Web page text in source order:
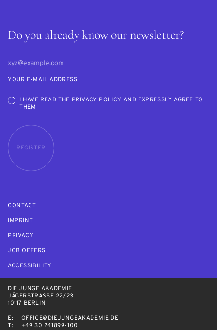
Do you already know our newsletter?
YOUR E-MAIL ADDRESS
I HAVE READ THEPRIVACY POLICY AND EXPRESSLY AGREE TO
THEM
REGISTER
CONTACT
IMPRINT
PRIVACY
JOB OFFERS
ACCESSIBILITY
DIE JUNGE AKADEMIE
JÄGERSTRASSE 22/23
10117 BERLIN
E:
OFFICE@DIEJUNGEAKADEMIE.DE
T:
+49 30 241899-100